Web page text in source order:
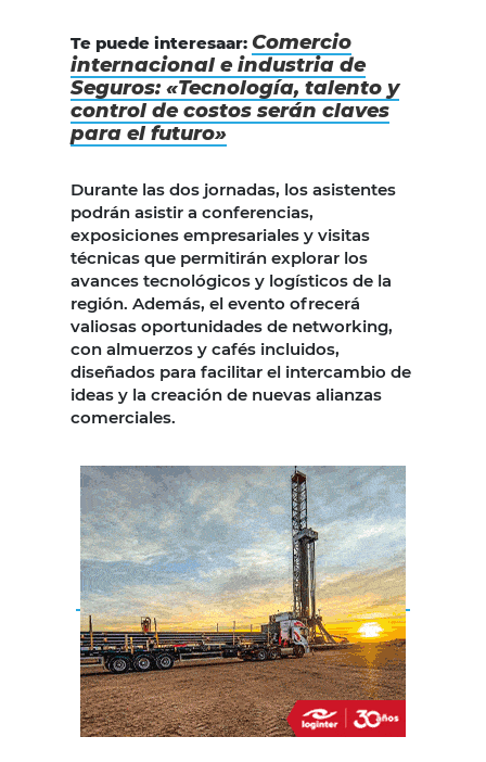
Te puede interesaar: Comercio
internacional e industria de
Seguros: «Tecnología, talento y
control de costos serán claves
para el futuro»
Durante las dos jornadas, los asistentes
podrán asistir a conferencias,
exposiciones empresariales y visitas
técnicas que permitirán explorar los
avances tecnológicos y logísticos de la
región. Además, el evento ofrecerá
valiosas oportunidades de networking,
con almuerzos y cafés incluidos,
diseñados para facilitar el intercambio de
ideas y la creación de nuevas alianzas
comerciales.